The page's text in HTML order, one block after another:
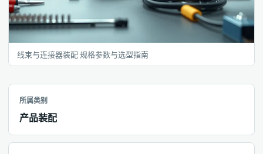
线束与连接器装配 规格参数与选型指南
所属类别
产品装配